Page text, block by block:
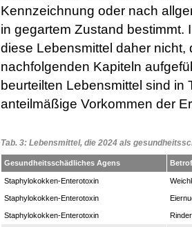
Kennzeichnung oder nach
in gegartem Zustand bestimmt.
diese Lebensmittel daher
nachfolgenden Kapiteln
beurteilten Lebensmittel sind in
anteilmäßige Vorkommen der
Tab. 3: Lebensmittel, die 2024 als
Gesundheitsschädliches Agens
Staphylokokken-Enterotoxin
Staphylokokken-Enterotoxin
Staphylokokken-Enterotoxin